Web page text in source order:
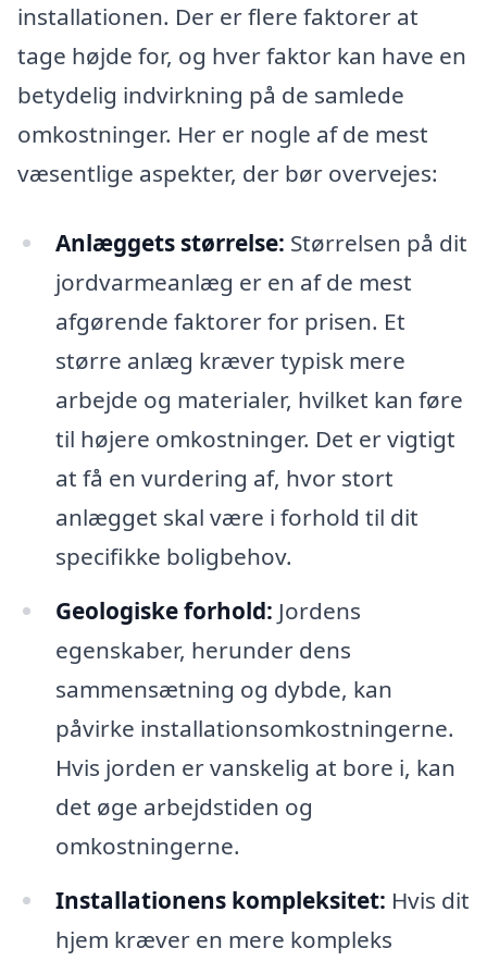
installationen. Der er flere faktorer at
tage højde for, og hver faktor kan have en
betydelig indvirkning på de samlede
omkostninger. Her er nogle af de mest
væsentlige aspekter, der bør overvejes:
Anlæggets størrelse: Størrelsen på dit
jordvarmeanlæg er en af de mest
afgørende faktorer for prisen. Et
større anlæg kræver typisk mere
arbejde og materialer, hvilket kan føre
til højere omkostninger. Det er vigtigt
at få en vurdering af, hvor stort
anlægget skal være i forhold til dit
specifikke boligbehov.
Geologiske forhold: Jordens
egenskaber, herunder dens
sammensætning og dybde, kan
påvirke installationsomkostningerne.
Hvis jorden er vanskelig at bore i, kan
det øge arbejdstiden og
omkostningerne.
Installationens kompleksitet: Hvis dit
hjem kræver en mere kompleks